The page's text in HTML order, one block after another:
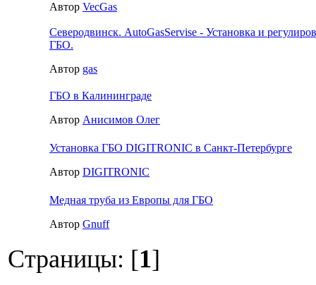
Автор VecGas
Северодвинск. AutoGasServise - Установка и
ГБО.
Автор gas
ГБО в Калининграде
Автор Анисимов Олег
Установка ГБО DIGITRONIC в Санкт-Петербурге
Автор DIGITRONIC
Медная труба из Европы для ГБО
Автор Gnuff
Страницы: [1]